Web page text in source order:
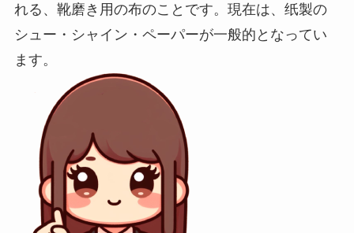
れる、靴磨き用の布のことです。現在は、纸製の
シュー・シャイン・ペーパーが一般的となってい
ます。